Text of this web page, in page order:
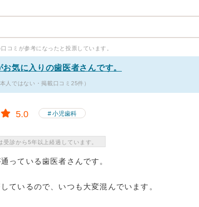
コミが参考になったと投票しています。
気に入りの歯医者さんです。
人ではない・掲載口コミ25件）
5.0 小児歯科
受診から5年以上経過しています。
っている歯医者さんです。
ているので、いつも大変混んでいます。